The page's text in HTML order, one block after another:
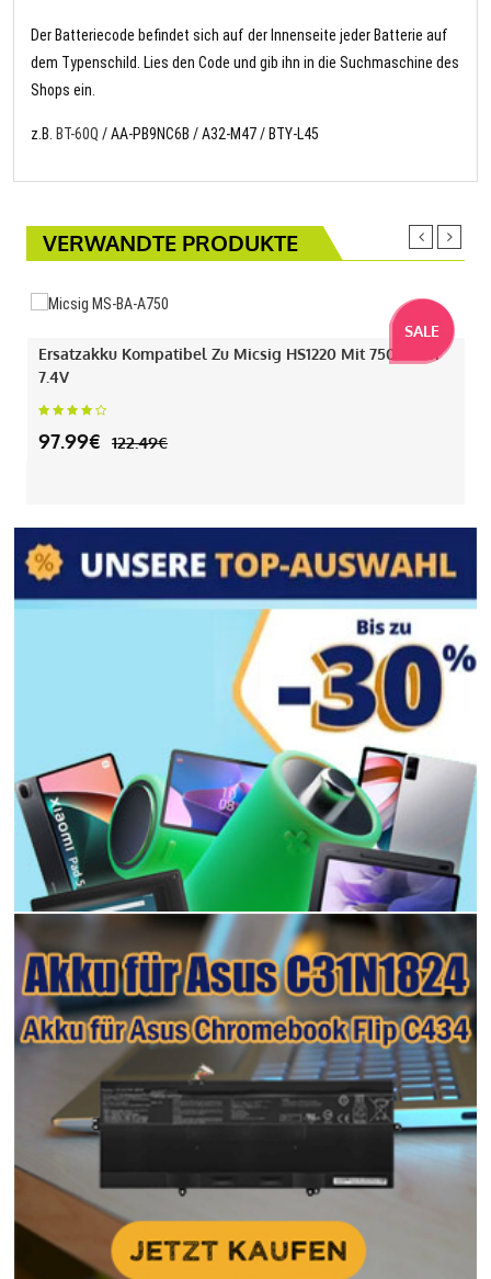
Der Batteriecode befindet sich auf der Innenseite jeder Batterie auf
dem Typenschild. Lies den Code und gib ihn in die Suchmaschine des
Shops ein.
z.B. BT-60Q / AA-PB9NC6B / A32-M47 / BTY-L45
VERWANDTE PRODUKTE
SALE
Ersatzakku Kompatibel Zu Micsig HS1220 Mit 7500mAh
7.4V
97.99€ 122.49€